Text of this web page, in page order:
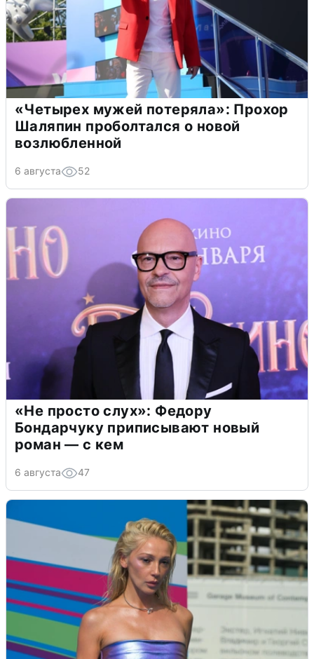
«Четырех мужей потеряла»: Прохор
Шаляпин проболтался о новой
возлюбленной
6 августа 52
«Не просто слух»: Федору
Бондарчуку приписывают новый
роман — с кем
6 августа 47